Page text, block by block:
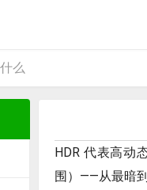
么
HDR 代表高动
围）——从最暗